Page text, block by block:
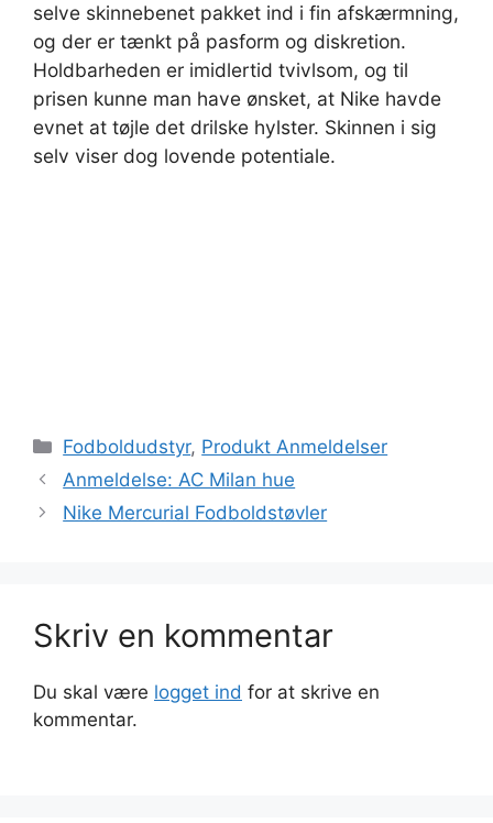
selve skinnebenet pakket ind i fin afskærmning,
og der er tænkt på pasform og diskretion.
Holdbarheden er imidlertid tvivlsom, og til
prisen kunne man have ønsket, at Nike havde
evnet at tøjle det drilske hylster. Skinnen i sig
selv viser dog lovende potentiale.
Kategorier
Fodboldudstyr, Produkt Anmeldelser
Anmeldelse: AC Milan hue
Nike Mercurial Fodboldstøvler
Skriv en kommentar
Du skal være logget ind for at skrive en
kommentar.